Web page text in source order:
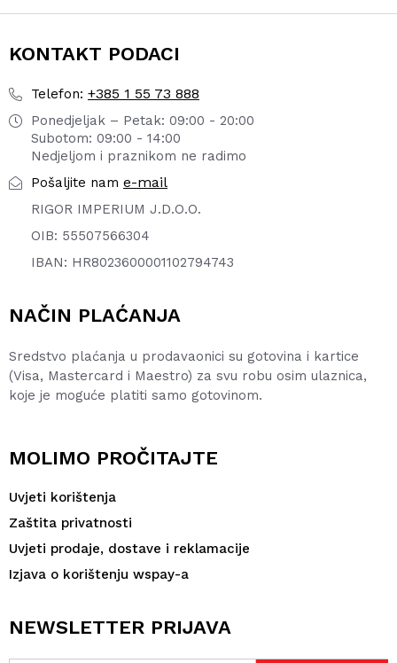
KONTAKT PODACI
Telefon: +385 1 55 73 888
Ponedjeljak – Petak: 09:00 - 20:00
Subotom: 09:00 - 14:00
Nedjeljom i praznikom ne radimo
Pošaljite nam e-mail
RIGOR IMPERIUM J.D.O.O.
OIB: 55507566304
IBAN: HR8023600001102794743
NAČIN PLAĆANJA
Sredstvo plaćanja u prodavaonici su gotovina i kartice
(Visa, Mastercard i Maestro) za svu robu osim ulaznica,
koje je moguće platiti samo gotovinom.
MOLIMO PROČITAJTE
Uvjeti korištenja
Zaštita privatnosti
Uvjeti prodaje, dostave i reklamacije
Izjava o korištenju wspay-a
NEWSLETTER PRIJAVA